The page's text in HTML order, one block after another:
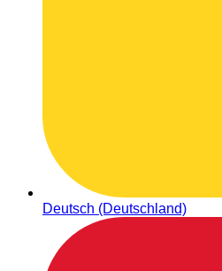
Deutsch (Deutschland)